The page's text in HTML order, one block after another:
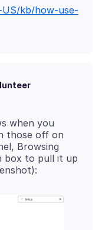
kb/how-use-
when you
those off on
Browsing
box to pull it up